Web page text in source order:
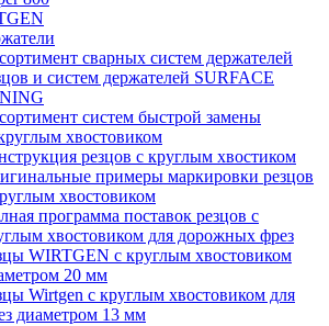
сварных систем держателей
и систем держателей SURFACE
систем быстрой замены
хвостовиком
резцов с круглым хвостиком
примеры маркировки резцов
хвостовиком
программа поставок резцов с
хвостовиком для дорожных фрез
WIRTGEN с круглым хвостовиком
20 мм
Wirtgen с круглым хвостовиком для
диаметром 13 мм